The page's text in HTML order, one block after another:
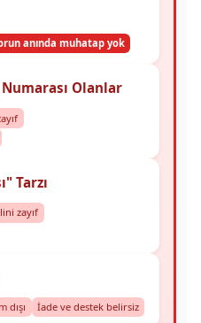
anında muhatap yok
Olanlar
Tarzı
zayıf
dışı İade ve destek belirsiz